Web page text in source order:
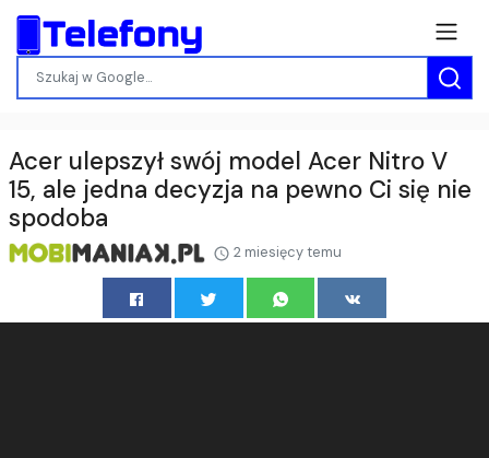
Acer ulepszył swój model Acer Nitro V
15, ale jedna decyzja na pewno Ci się nie
spodoba
2 miesięcy temu